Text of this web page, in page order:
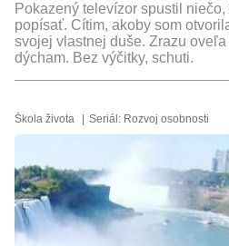
Pokazený televízor spustil
popísať. Cítim, akoby som
svojej vlastnej duše. Zrazu
dýcham. Bez výčitky, schuti.
Škola života Seriál: Rozvoj osobnosti